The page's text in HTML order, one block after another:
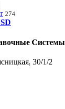
274
Системы
30/1/2